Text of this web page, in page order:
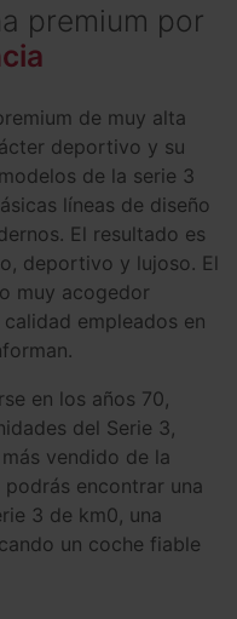
premium por
de muy alta
deportivo y su
de la serie 3
líneas de diseño
El resultado es
deportivo y lujoso. El
muy acogedor
empleados en
en los años 70,
del Serie 3,
vendido de la
podrás encontrar una
3 de km0, una
un coche fiable